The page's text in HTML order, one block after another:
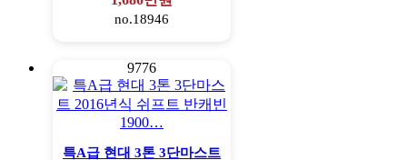
no.18946
9776
특A급 현대 3톤 3단마스트